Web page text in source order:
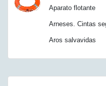
Aparato flotante
Arneses. Cintas
Aros salvavidas